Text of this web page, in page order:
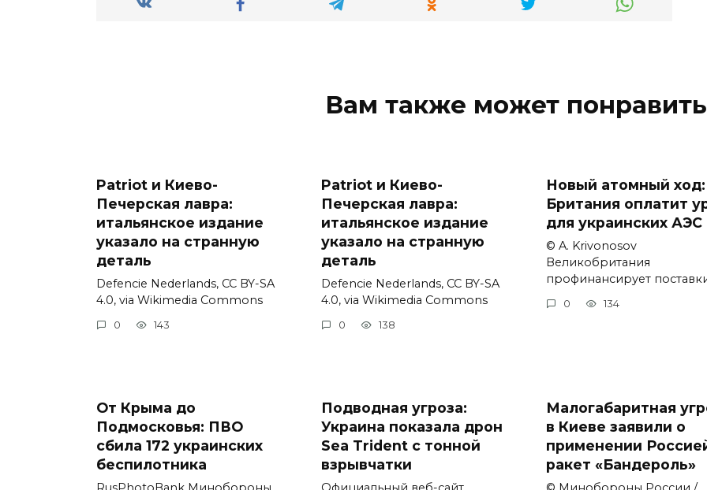
Вам также может
Patriot и Киево-
Печерская лавра:
итальянское издание
указало на странную
деталь
Defencie Nederlands, CC BY-SA
4.0, via Wikimedia Commons
0 143
Patriot и Киево-
Печерская лавра:
итальянское издание
указало на странную
деталь
Defencie Nederlands, CC BY-SA
4.0, via Wikimedia Commons
0 138
Новый атомный ход:
Британия оплатит
для украинских АЭС
© A. Krivonosov
Великобритания
профинансирует
0 134
От Крыма до
Подмосковья: ПВО
сбила 172 украинских
беспилотника
Подводная угроза:
Украина показала дрон
Sea Trident с тонной
взрывчатки
Малогабаритная
в Киеве заявили о
применении
ракет «Бандероль»